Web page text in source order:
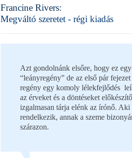
Francine Rivers:
Megváltó szeretet - régi kiadás
Azt gondolnánk elsőre, hogy ez
“leányregény” de az első pár
regény egy komoly lélekfejlődés
az érveket és a döntéseket
izgalmasan tárja elénk az írónő.
rendelkezik, annak a szeme
szárazon.